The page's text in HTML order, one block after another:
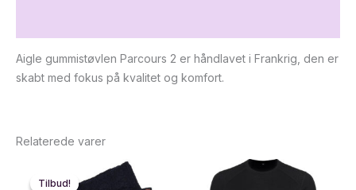
Aigle gummistøvlen Parcours 2 er håndlavet i Frankrig, den er
skabt med fokus på kvalitet og komfort.
Relaterede varer
Tilbud!
Tilbud!